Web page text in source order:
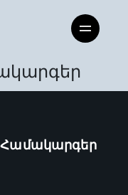
Համակարգեր